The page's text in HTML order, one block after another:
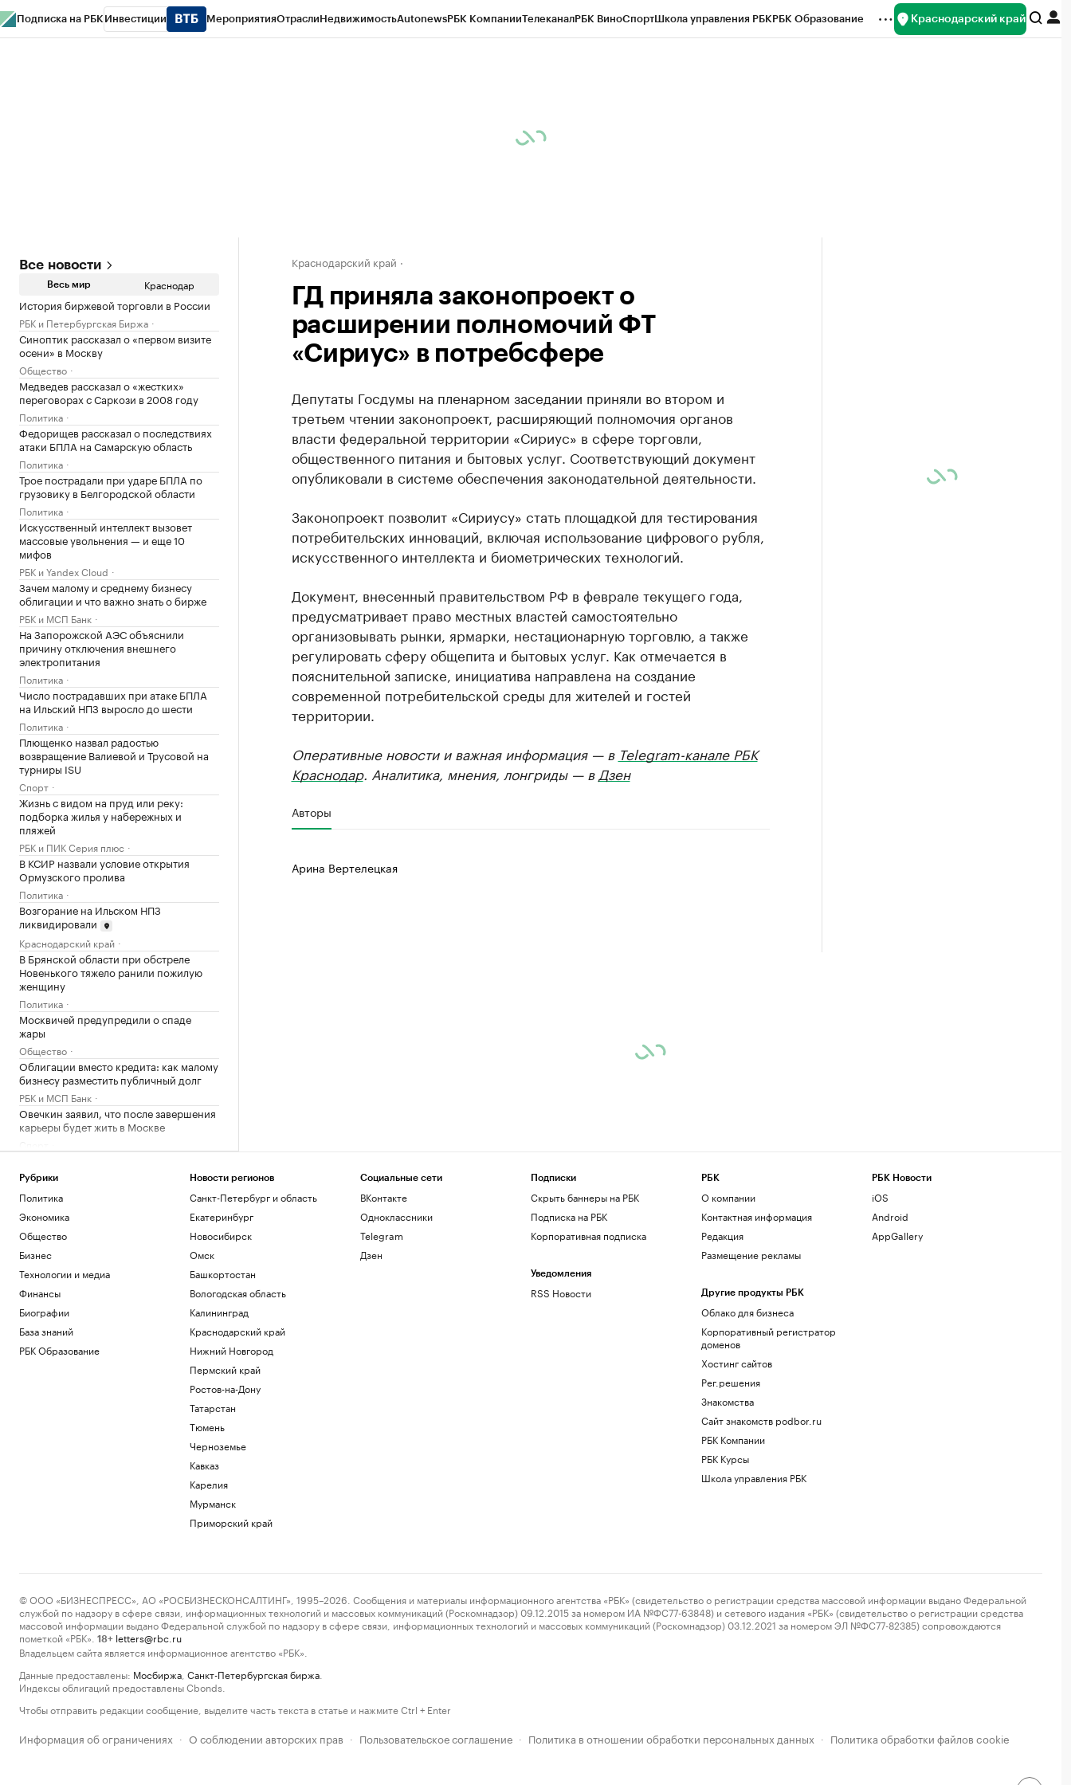
Подписка на РБК Инвестиции МероприятияОтраслиНедвижимостьAutonewsРБК КомпанииТелеканалРБК ВиноСпортШкола управления РБКРБК Образование Краснодарский край
Все новости
Весь мир Краснодар
История биржевой торговли в России
РБК и Петербургская Биржа
Синоптик рассказал о «первом визите
осени» в Москву
Общество
Медведев рассказал о «жестких»
переговорах с Саркози в 2008 году
Политика
Федорищев рассказал о последствиях
атаки БПЛА на Самарскую область
Политика
Трое пострадали при ударе БПЛА по
грузовику в Белгородской области
Политика
Искусственный интеллект вызовет
массовые увольнения — и еще 10
мифов
РБК и Yandex Cloud
Зачем малому и среднему бизнесу
облигации и что важно знать о бирже
РБК и МСП Банк
На Запорожской АЭС объяснили
причину отключения внешнего
электропитания
Политика
Число пострадавших при атаке БПЛА
на Ильский НПЗ выросло до шести
Политика
Плющенко назвал радостью
возвращение Валиевой и Трусовой на
турниры ISU
Спорт
Жизнь с видом на пруд или реку:
подборка жилья у набережных и
пляжей
РБК и ПИК Серия плюс
В КСИР назвали условие открытия
Ормузского пролива
Политика
Возгорание на Ильском НПЗ
ликвидировали
Краснодарский край
В Брянской области при обстреле
Новенького тяжело ранили пожилую
женщину
Политика
Москвичей предупредили о спаде
жары
Общество
Облигации вместо кредита: как малому
бизнесу разместить публичный долг
РБК и МСП Банк
Овечкин заявил, что после завершения
карьеры будет жить в Москве
Востока. Гастрогид
У побережья Турции обнаружили
неизвестный беспилотник
Политика
«Арсенал» совершил один из самых
Краснодарский край
ГД приняла законопроект о
расширении полномочий ФТ
«Сириус» в потребсфере
Депутаты Госдумы на пленарном заседании приняли во втором и
третьем чтении законопроект, расширяющий полномочия органов
власти федеральной территории «Сириус» в сфере торговли,
общественного питания и бытовых услуг. Соответствующий документ
опубликовали в системе обеспечения законодательной деятельности.
Законопроект позволит «Сириусу» стать площадкой для тестирования
потребительских инноваций, включая использование цифрового рубля,
искусственного интеллекта и биометрических технологий.
Документ, внесенный правительством РФ в феврале текущего года,
предусматривает право местных властей самостоятельно
организовывать рынки, ярмарки, нестационарную торговлю, а также
регулировать сферу общепита и бытовых услуг. Как отмечается в
пояснительной записке, инициатива направлена на создание
современной потребительской среды для жителей и гостей
территории.
Оперативные новости и важная информация — в Telegram-канале РБК
Краснодар. Аналитика, мнения, лонгриды — в Дзен
Авторы
Арина Вертелецкая
Рубрики
Политика
Экономика
Общество
Бизнес
Технологии и медиа
Финансы
Биографии
База знаний
РБК Образование
Новости регионов
Санкт-Петербург и область
Екатеринбург
Новосибирск
Омск
Башкортостан
Вологодская область
Калининград
Краснодарский край
Нижний Новгород
Пермский край
Ростов-на-Дону
Татарстан
Тюмень
Черноземье
Кавказ
Карелия
Мурманск
Приморский край
Социальные сети
ВКонтакте
Одноклассники
Telegram
Дзен
Подписки
Скрыть баннеры на РБК
Подписка на РБК
Корпоративная подписка
Уведомления
RSS Новости
РБК
О компании
Контактная информация
Редакция
Размещение рекламы
Другие продукты РБК
Облако для бизнеса
Корпоративный регистратор
доменов
Хостинг сайтов
Рег.решения
Знакомства
Сайт знакомств podbor.ru
РБК Компании
РБК Курсы
Школа управления РБК
РБК Новости
iOS
Android
AppGallery
© ООО «БИЗНЕСПРЕСС», АО «РОСБИЗНЕСКОНСАЛТИНГ», 1995–2026. Сообщения и материалы информационного агентства «РБК» (свидетельство о регистрации средства массовой информации выдано Федеральной
службой по надзору в сфере связи, информационных технологий и массовых коммуникаций (Роскомнадзор) 09.12.2015 за номером ИА №ФС77-63848) и сетевого издания «РБК» (свидетельство о регистрации средства
массовой информации выдано Федеральной службой по надзору в сфере связи, информационных технологий и массовых коммуникаций (Роскомнадзор) 03.12.2021 за номером ЭЛ №ФС77-82385) сопровождаются
пометкой «РБК».
18+ letters@rbc.ru
Владельцем сайта является информационное агентство «РБК».
Данные предоставлены: Мосбиржа Санкт-Петербургская биржа
Индексы облигаций предоставлены Cbonds.
Чтобы отправить редакции сообщение, выделите часть текста в статье и нажмите Ctrl + Enter
Информация об ограничениях · О соблюдении авторских прав · Пользовательское соглашение · Политика в отношении обработки персональных данных · Политика обработки файлов cookie